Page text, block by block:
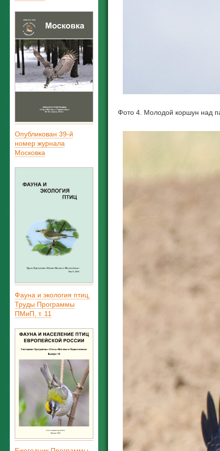
Опубликован 39-й
номер журнала
Московка
Фауна и экология птиц.
Труды Программы
ПМиП, т. 11
Фото 4. Молодой коршун над